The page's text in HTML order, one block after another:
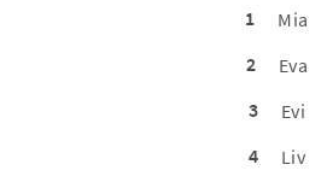
1
Mia
2
Eva
3
Evi
4
Liv